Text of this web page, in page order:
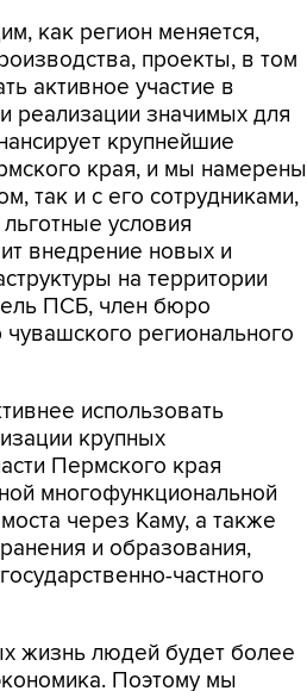
как регион меняется,
проекты, в том
активное участие в
реализации значимых для
крупнейшие
края, и мы намерены
так и с его сотрудниками,
условия
внедрение новых и
на территории
ПСБ, член бюро
регионального
использовать
крупных
Пермского края
многофункциональной
через Каму, а также
и образования,
частного
жизнь людей будет более
Поэтому мы